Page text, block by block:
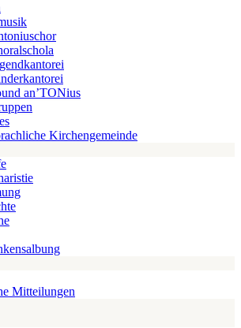
an’TONius
Kirchengemeinde
Mitteilungen